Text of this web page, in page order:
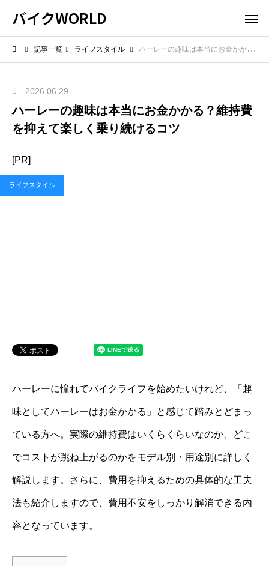
バイクWORLD
記事一覧 ライフスタイル ハーレーの趣味は本当にお金かかる？維持費を抑えて楽しく乗り続けるコツ
2026.06.29
ハーレーの趣味は本当にお金かかる？維持費
を抑えて楽しく乗り続けるコツ
[PR]
ライフスタイル
ハーレーに憧れてバイクライフを始めたいけれど、「趣
味としてハーレーはお金かかる」と感じて踏みとどまっ
ている方へ。実際の維持費はいくらくらいなのか、どこ
でコストが跳ね上がるのかをモデル別・用途別に詳しく
解説します。さらに、費用を抑えるための具体的な工夫
法も紹介しますので、費用不安をしっかり解消できる内
容となっています。